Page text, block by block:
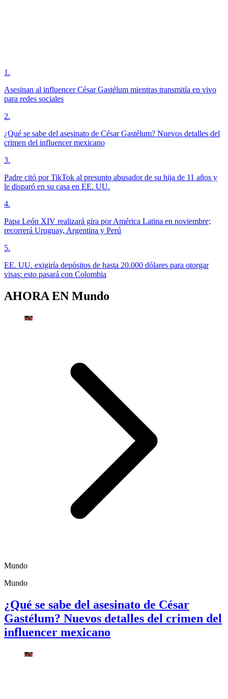
1 .
Asesinan al influencer César Gastélum mientras transmitía en vivo
para redes sociales
2.
¿Qué se sabe del asesinato de César Gastélum? Nuevos detalles del
crimen del influencer mexicano
3.
Padre citó por TikTok al presunto abusador de su hija de 11 años y
le disparó en su casa en EE. UU.
4.
Papa León XIV realizará gira por América Latina en noviembre;
recorrerá Uruguay, Argentina y Perú
5.
EE. UU. exigiría depósitos de hasta 20.000 dólares para otorgar
visas: esto pasará con Colombia
AHORA EN Mundo
Mundo
Mundo
¿Qué se sabe del asesinato de César
Gastélum? Nuevos detalles del crimen del
influencer mexicano